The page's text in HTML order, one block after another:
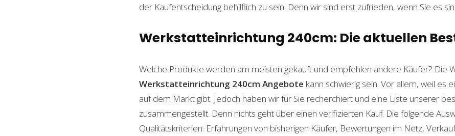
der Kaufentscheidung behilflich zu sein. Denn wir sind erst zufrieden, wenn Sie es
Werkstatteinrichtung 240cm: Die aktuellen
Welche Produkte werden am meisten gekauft und empfehlen andere Käufer? Die
Werkstatteinrichtung 240cm Angebote kann schwierig sein. Vor allem, weil es
auf dem Markt gibt. Jedoch haben wir für Sie recherchiert und eine Liste unserer
zusammengestellt. Denn nichts geht über einen verifizierten Kauf. Die folgende
Qualitätskriterien. Erfahrungen von bisherigen Käufer, Bewertungen im Netz,